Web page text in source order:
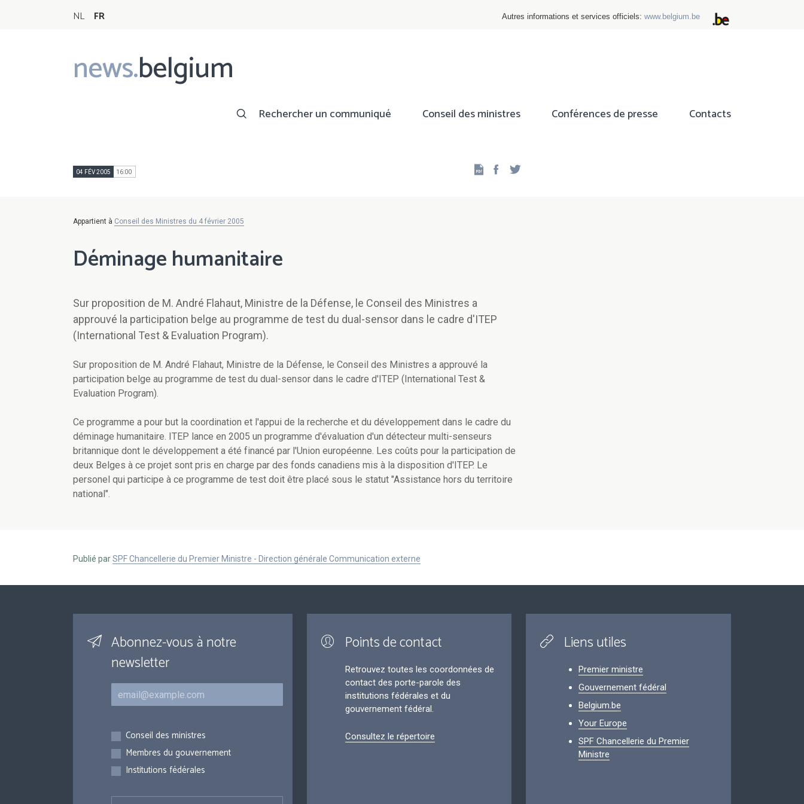
NL FR Autres informations et services officiels: www.belgium.be
news.belgium
Main
navigation
Rechercher un communiqué Conseil des ministres Conférences de presse Contacts
04 FÉV 2005 16:00 Facebook
Appartient à Conseil des Ministres du 4 février 2005
Déminage humanitaire
Sur proposition de M. André Flahaut, Ministre de la Défense, le Conseil des Ministres a
approuvé la participation belge au programme de test du dual-sensor dans le cadre d'ITEP
(International Test & Evaluation Program).
Sur proposition de M. André Flahaut, Ministre de la Défense, le Conseil des Ministres a approuvé la
participation belge au programme de test du dual-sensor dans le cadre d'ITEP (International Test &
Evaluation Program).
Ce programme a pour but la coordination et l'appui de la recherche et du développement dans le cadre du
déminage humanitaire. ITEP lance en 2005 un programme d'évaluation d'un détecteur multi-senseurs
britannique dont le développement a été financé par l'Union européenne. Les coûts pour la participation de
deux Belges à ce projet sont pris en charge par des fonds canadiens mis à la disposition d'ITEP. Le
personel qui participe à ce programme de test doit être placé sous le statut "Assistance hors du territoire
national".
Publié parSPF Chancellerie du Premier Ministre - Direction générale Communication externe
Abonnez-vous à notre
newsletter
Courriel
Inscriptions
Conseil des ministres
Membres du gouvernement
Institutions fédérales
Points de contact
Retrouvez toutes les coordonnées de
contact des porte-parole des
institutions fédérales et du
gouvernement fédéral.
Consultez le répertoire
Liens utiles
Premier ministre
Gouvernement fédéral
Belgium.be
Your Europe
SPF Chancellerie du Premier
Ministre